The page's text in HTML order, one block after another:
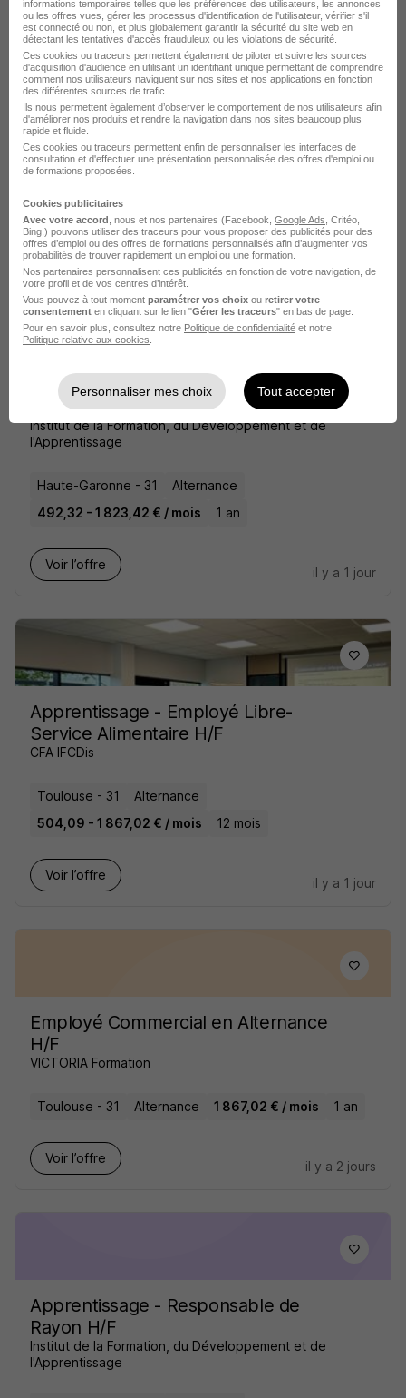
Responsable Drive H/F
Groupement Mousquetaires
Voir l’offre
il y a 1 jour
Apprentissage - Employé Polyvalent
en Grande Distribution H/F
Institut de la Formation, du Développement et de
l'Apprentissage
Haute-Garonne - 31
Alternance
492,32 - 1 823,42 € / mois
1 an
Voir l’offre
il y a 1 jour
Apprentissage - Employé Libre-
Service Alimentaire H/F
CFA IFCDis
Toulouse - 31
Alternance
504,09 - 1 867,02 € / mois
12 mois
Voir l’offre
il y a 1 jour
Employé Commercial en Alternance
H/F
VICTORIA Formation
Toulouse - 31 Alternance 1 867,02 € / mois 1 an
Voir l’offre
il y a 2 jours
Apprentissage - Responsable de
Rayon H/F
Institut de la Formation, du Développement et de
l'Apprentissage
informations temporaires telles que les préférences des utilisateurs, les annonces
ou les offres vues, gérer les processus d'identification de l'utilisateur, vérifier s'il
est connecté ou non, et plus globalement garantir la sécurité du site web en
détectant les tentatives d'accès frauduleux ou les violations de sécurité.
Ces cookies ou traceurs permettent également de piloter et suivre les sources
d'acquisition d'audience en utilisant un identifiant unique permettant de comprendre
comment nos utilisateurs naviguent sur nos sites et nos applications en fonction
des différentes sources de trafic.
Ils nous permettent également d’observer le comportement de nos utilisateurs afin
d'améliorer nos produits et rendre la navigation dans nos sites beaucoup plus
rapide et fluide.
Ces cookies ou traceurs permettent enfin de personnaliser les interfaces de
consultation et d'effectuer une présentation personnalisée des offres d'emploi ou
de formations proposées.
Cookies publicitaires
Avec votre accord , nous et nos partenaires (Facebook, Google Ads , Critéo,
Bing,) pouvons utiliser des traceurs pour vous proposer des publicités pour des
offres d’emploi ou des offres de formations personnalisés afin d’augmenter vos
probabilités de trouver rapidement un emploi ou une formation.
Nos partenaires personnalisent ces publicités en fonction de votre navigation, de
votre profil et de vos centres d’intérêt.
Vous pouvez à tout moment paramétrer vos choix ou retirer votre
consentement en cliquant sur le lien "Gérer les traceurs" en bas de page.
Pour en savoir plus, consultez notre Politique de confidentialité et notre
Politique relative aux cookies
Personnaliser mes choix Tout accepter